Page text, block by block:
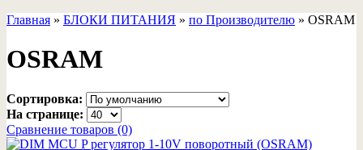
Главная » БЛОКИ ПИТАНИЯ » по Производителю » OSRAM
OSRAM
Сортировка:
На странице:
Сравнение товаров (0)